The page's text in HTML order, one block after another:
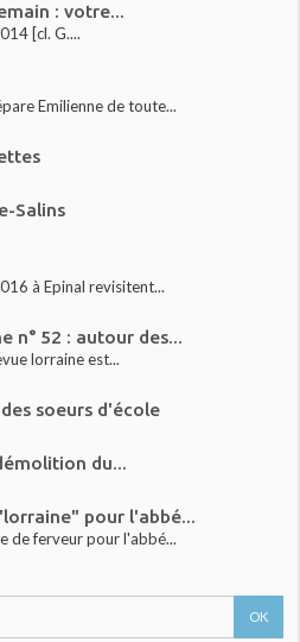
: votre...
[cl. G....
Emilienne de toute...
Salins
à Epinal revisitent...
n° 52 : autour des...
lorraine est...
soeurs d'école
du...
pour l'abbé...
de ferveur pour l'abbé...